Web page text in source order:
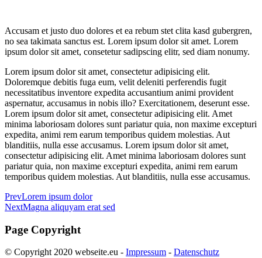
Accusam et justo duo dolores et ea rebum stet clita kasd gubergren,
no sea takimata sanctus est. Lorem ipsum dolor sit amet. Lorem
ipsum dolor sit amet, consetetur sadipscing elitr, sed diam nonumy.
Lorem ipsum dolor sit amet, consectetur adipisicing elit.
Doloremque debitis fuga eum, velit deleniti perferendis fugit
necessitatibus inventore expedita accusantium animi provident
aspernatur, accusamus in nobis illo? Exercitationem, deserunt esse.
Lorem ipsum dolor sit amet, consectetur adipisicing elit. Amet
minima laboriosam dolores sunt pariatur quia, non maxime excepturi
expedita, animi rem earum temporibus quidem molestias. Aut
blanditiis, nulla esse accusamus. Lorem ipsum dolor sit amet,
consectetur adipisicing elit. Amet minima laboriosam dolores sunt
pariatur quia, non maxime excepturi expedita, animi rem earum
temporibus quidem molestias. Aut blanditiis, nulla esse accusamus.
PrevLorem ipsum dolor
NextMagna aliquyam erat sed
Page Copyright
© Copyright 2020 webseite.eu - Impressum - Datenschutz